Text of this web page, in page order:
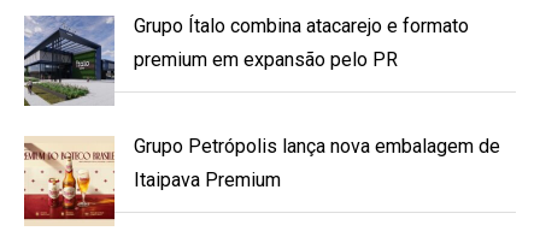
Grupo Ítalo combina atacarejo e formato
premium em expansão pelo PR
Grupo Petrópolis lança nova embalagem de
Itaipava Premium